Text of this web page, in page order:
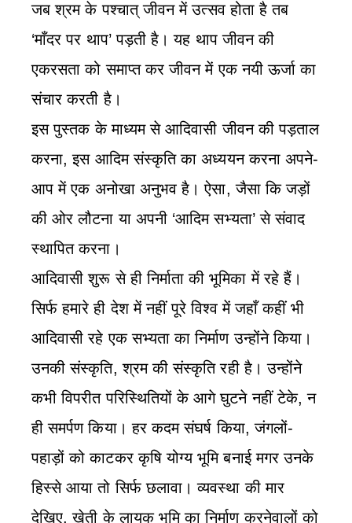
जब श्रम के पश्चात् जीवन में उत्सव होता है तब
‘माँदर पर थाप’ पड़ती है। यह थाप जीवन की
एकरसता को समाप्त कर जीवन में एक नयी ऊर्जा का
संचार करती है।
इस पुस्तक के माध्यम से आदिवासी जीवन की पड़ताल
करना, इस आदिम संस्कृति का अध्ययन करना अपने-
आप में एक अनोखा अनुभव है। ऐसा, जैसा कि जड़ों
की ओर लौटना या अपनी ‘आदिम सभ्यता’ से संवाद
स्थापित करना।
आदिवासी शुरू से ही निर्माता की भूमिका में रहे हैं।
सिर्फ हमारे ही देश में नहीं पूरे विश्व में जहाँ कहीं भी
आदिवासी रहे एक सभ्यता का निर्माण उन्होंने किया।
उनकी संस्कृति, श्रम की संस्कृति रही है। उन्होंने
कभी विपरीत परिस्थितियों के आगे घुटने नहीं टेके, न
ही समर्पण किया। हर कदम संघर्ष किया, जंगलों-
पहाड़ों को काटकर कृषि योग्य भूमि बनाई मगर उनके
हिस्से आया तो सिर्फ छलावा। व्यवस्था की मार
देखिए, खेती के लायक भूमि का निर्माण करनेवालों को